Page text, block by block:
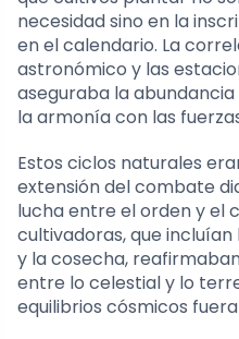
necesidad sino en la
en el calendario. La
astronómico y las
aseguraba la
la armonía con las
Estos ciclos naturales
extensión del combate
lucha entre el orden y el
cultivadoras, que
y la cosecha,
entre lo celestial y lo
equilibrios cósmicos